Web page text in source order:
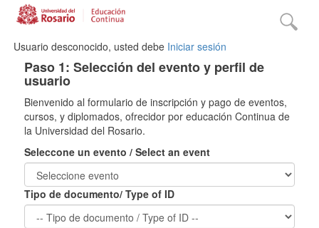
Usuario desconocido, usted debe Iniciar sesión
Paso 1: Selección del evento y perfil de
usuario
Bienvenido al formulario de inscripción y pago de eventos,
cursos, y diplomados, ofrecidor por educación Continua de
la Universidad del Rosario.
Seleccone un evento / Select an event
Tipo de documento/ Type of ID